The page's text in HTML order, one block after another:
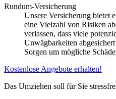
Rundum-Versicherung
Unsere Versicherung bietet
eine Vielzahl von Risiken
verlassen, dass viele
Unwägbarkeiten
Sorgen um mögliche
Kostenlose Angebote erhalten!
Das Umziehen soll für Sie